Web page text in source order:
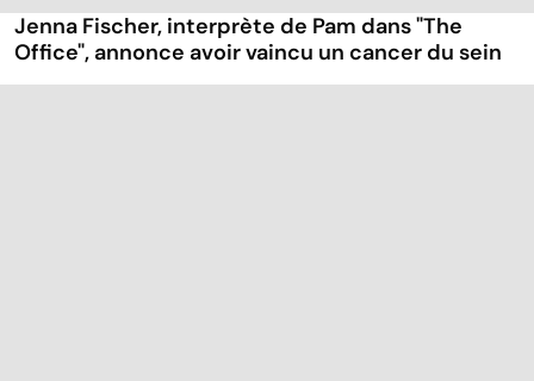
Jenna Fischer, interprète de Pam dans "The
Office", annonce avoir vaincu un cancer du sein